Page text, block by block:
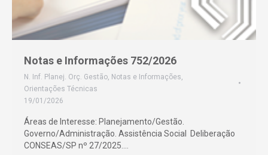
Notas e Informações 752/2026
N. Inf. Planej. Orç. Gestão, Notas e Informações,
Orientações Técnicas
19/01/2026
Áreas de Interesse: Planejamento/Gestão.
Governo/Administração. Assistência Social Deliberação
CONSEAS/SP nº 27/2025.…